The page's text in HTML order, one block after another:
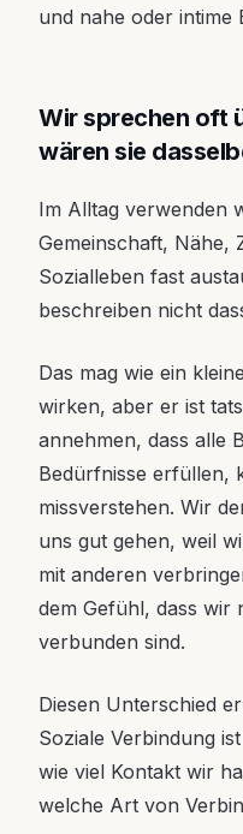
und nahe oder intime
Wir sprechen oft
wären sie
Im Alltag verwenden
Gemeinschaft, Nähe,
Sozialleben fast
beschreiben nicht
Das mag wie ein
wirken, aber er ist
annehmen, dass alle
Bedürfnisse erfüllen,
missverstehen. Wir
uns gut gehen, weil
mit anderen
dem Gefühl, dass wir
verbunden sind.
Diesen Unterschied
Soziale Verbindung
wie viel Kontakt wir
welche Art von